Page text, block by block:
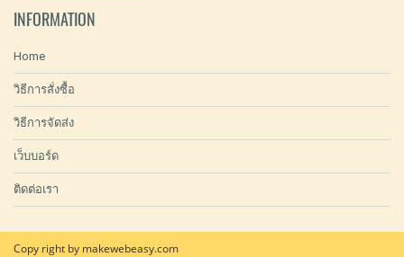
INFORMATION
Home
วิธีการสั่งซื้อ
วิธีการจัดส่ง
เว็บบอร์ด
ติดต่อเรา
Copy right by makewebeasy.com